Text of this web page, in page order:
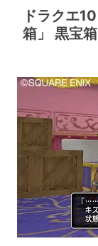
ドラクエ
箱」 黒宝